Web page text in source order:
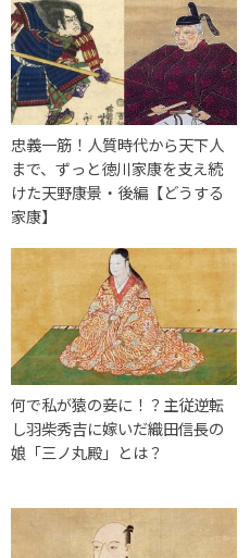
忠義一筋！人質時代から天下人
まで、ずっと徳川家康を支え続
けた天野康景・後編【どうする
家康】
何で私が猿の妾に！？主従逆転
し羽柴秀吉に嫁いだ織田信長の
娘「三ノ丸殿」とは？